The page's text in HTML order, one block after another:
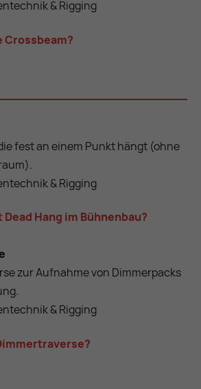
& Rigging
Crossbeam?
fest an einem Punkt hängt (ohne
& Rigging
Hang im Bühnenbau?
zur Aufnahme von Dimmerpacks
& Rigging